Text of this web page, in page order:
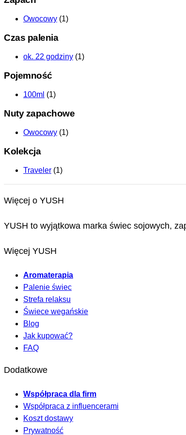
Owocowy (1)
Czas palenia
ok. 22 godziny (1)
Pojemność
100ml (1)
Nuty zapachowe
Owocowy (1)
Kolekcja
Traveler (1)
Więcej o YUSH
YUSH to wyjątkowa marka świec sojowych,
Więcej YUSH
Aromaterapia
Palenie świec
Strefa relaksu
Świece wegańskie
Blog
Jak kupować?
FAQ
Dodatkowe
Współpraca dla firm
Współpraca z influencerami
Koszt dostawy
Prywatność